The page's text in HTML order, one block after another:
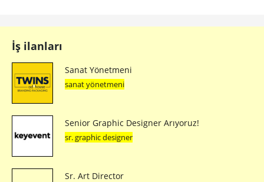
İş ilanları
Sanat Yönetmeni
sanat yönetmeni
Senior Graphic Designer Arıyoruz!
sr. graphic designer
Sr. Art Director